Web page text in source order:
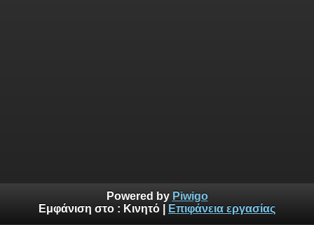
Powered by Piwigo
Εμφάνιση στο : Κινητό Επιφάνεια εργασίας